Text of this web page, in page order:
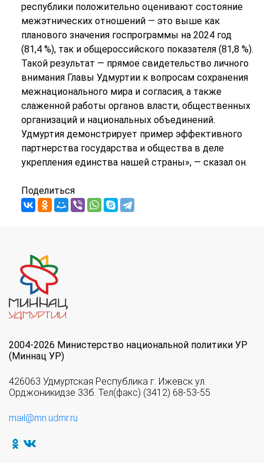
республики положительно оценивают состояние
межэтнических отношений — это выше как
планового значения госпрограммы на 2024 год
(81,4 %), так и общероссийского показателя (81,8 %).
Такой результат — прямое свидетельство личного
внимания Главы Удмуртии к вопросам сохранения
межнационального мира и согласия, а также
слаженной работы органов власти, общественных
организаций и национальных объединений.
Удмуртия демонстрирует пример эффективного
партнерства государства и общества в деле
укрепления единства нашей страны», — сказал он.
Поделиться
2004-2026 Министерство национальной политики УР
(Миннац УР)
426063 Удмуртская Республика г. Ижевск ул.
Орджоникидзе 33б. Тел(факс) (3412) 68-53-55
mail@mn.udmr.ru